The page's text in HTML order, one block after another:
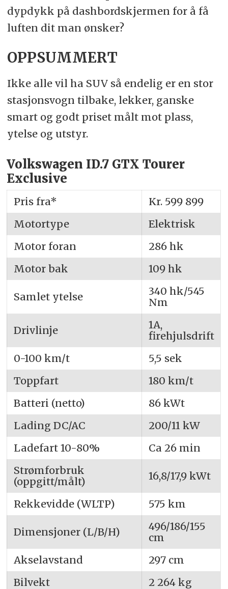
dypdykk på dashbordskjermen for å få
luften dit man ønsker?
OPPSUMMERT
Ikke alle vil ha SUV så endelig er en stor
stasjonsvogn tilbake, lekker, ganske
smart og godt priset målt mot plass,
ytelse og utstyr.
Volkswagen ID.7 GTX Tourer
Exclusive
Pris fra*
Kr. 599 899
Motortype
Elektrisk
Motor foran
286 hk
Motor bak
109 hk
Samlet ytelse
340 hk/545
Nm
Drivlinje
1A,
firehjulsdrift
0-100 km/t
5,5 sek
Toppfart
180 km/t
Batteri (netto)
86 kWt
Lading DC/AC
200/11 kW
Ladefart 10-80%
Ca 26 min
Strømforbruk
(oppgitt/målt)
16,8/17,9 kWt
Rekkevidde (WLTP) 575 km
Dimensjoner (L/B/H)
496/186/155
cm
Akselavstand
297 cm
Bilvekt
2 264 kg